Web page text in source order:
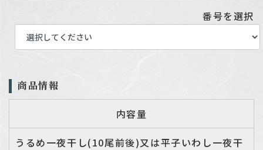
番号を選択
商品情報
内容量
うるめ一夜干し(10尾前後)又は平子いわし一夜干